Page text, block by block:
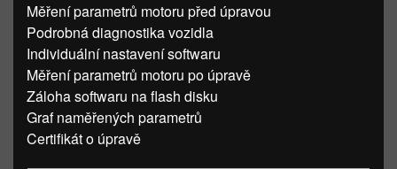
Měření parametrů motoru před úpravou
Podrobná diagnostika vozidla
Individuální nastavení softwaru
Měření parametrů motoru po úpravě
Záloha softwaru na flash disku
Graf naměřených parametrů
Certifikát o úpravě